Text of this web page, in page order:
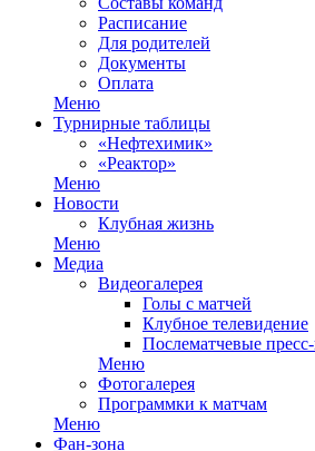
Расписание
Для родителей
Документы
Оплата
Меню
Турнирные таблицы
«Нефтехимик»
«Реактор»
Меню
Новости
Клубная жизнь
Меню
Медиа
Видеогалерея
Голы с матчей
Клубное телевидение
Послематчевые
Меню
Фотогалерея
Программки к матчам
Меню
Фан-зона